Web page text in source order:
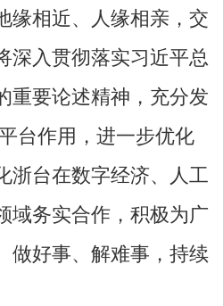
缘相近、人缘相亲，交
深入贯彻落实习近平总
重要论述精神，充分发
台作用，进一步优化
浙台在数字经济、人工
域务实合作，积极为广
做好事、解难事，持续